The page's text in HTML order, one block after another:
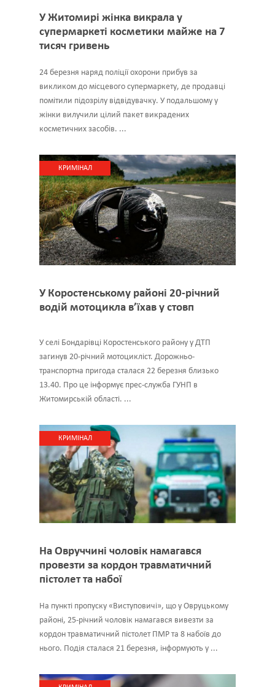
У Житомирі жінка викрала у
супермаркеті косметики майже на 7
тисяч гривень
24 березня наряд поліції охорони прибув за
викликом до місцевого супермаркету, де продавці
помітили підозрілу відвідувачку. У подальшому у
жінки вилучили цілий пакет викрадених
косметичних засобів. ...
КРИМІНАЛ
У Коростенському районі 20-річний
водій мотоцикла в’їхав у стовп
У селі Бондарівці Коростенського району у ДТП
загинув 20-річний мотоцикліст. Дорожньо-
транспортна пригода сталася 22 березня близько
13.40. Про це інформує прес-служба ГУНП в
Житомирській області. ...
КРИМІНАЛ
На Овруччині чоловік намагався
провезти за кордон травматичний
пістолет та набої
На пункті пропуску «Виступовичі», що у Овруцькому
районі, 25-річний чоловік намагався вивезти за
кордон травматичний пістолет ПМР та 8 набоїв до
нього. Подія сталася 21 березня, інформують у ...